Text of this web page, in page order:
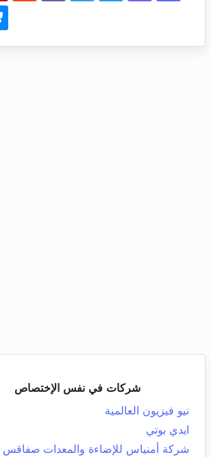
شركات في نفس الإختصاص
نيو فيزيون العالمية
ايدي بوتي
شركة أمنياس للإضاءة والمعدات صفاقس